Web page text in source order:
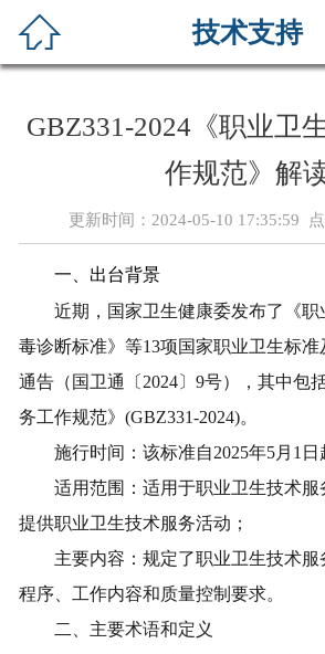
 技术支持
GBZ331-2024《职业卫
作规范》解
更新时间：2024-05-10 17:35:59 点
一、出台背景
近期，国家卫生健康委发布了《职
毒诊断标准》等13项国家职业卫生标准
通告（国卫通〔 2024〕 9号），其中包
务工作规范》 (GBZ331-2024)。
施行时间：该标准自2025年5月 1 日
适用范围：适用于职业卫生技术服
提供职业卫生技术服务活动；
主要内容：规定了职业卫生技术
程序、工作内容和质量控制要求。
二、主要术语和定义